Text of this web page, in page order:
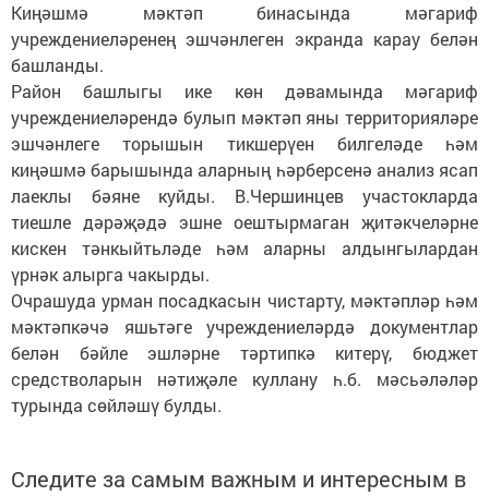
Киңәшмә мәктәп бинасында мәгариф
учреждениеләренең эшчәнлеген экранда карау белән
башланды.
Район башлыгы ике көн дәвамында мәгариф
учреждениеләрендә булып мәктәп яны территорияләре
эшчәнлеге торышын тикшерүен билгеләде һәм
киңәшмә барышында аларның һәрберсенә анализ ясап
лаеклы бәяне куйды. В.Чершинцев участокларда
тиешле дәрәҗәдә эшне оештырмаган җитәкчеләрне
кискен тәнкыйтьләде һәм аларны алдынгылардан
үрнәк алырга чакырды.
Очрашуда урман посадкасын чистарту, мәктәпләр һәм
мәктәпкәчә яшьтәге учреждениеләрдә документлар
белән бәйле эшләрне тәртипкә китерү, бюджет
средстволарын нәтиҗәле куллану һ.б. мәсьәләләр
турында сөйләшү булды.
Следите за самым важным и интересным в